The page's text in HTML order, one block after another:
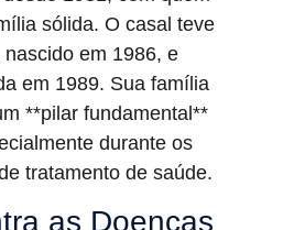
sólida. O casal teve
em 1986, e
em 1989. Sua família
**pilar fundamental**
durante os
tratamento de saúde.
as Doenças